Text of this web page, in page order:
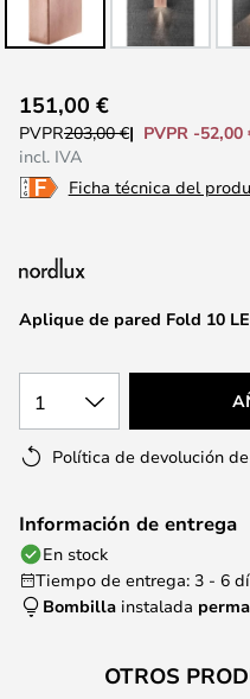
comienzo
de
de
Aplique de pared Fold 10
151,00 €
PVPR203,00 €
PVPR -52,00
incl. IVA
Ficha técnica del
1
Política de devolución
Información de entrega
En stock
Tiempo de entrega: 3 - 6
Bombilla instalada
OTROS